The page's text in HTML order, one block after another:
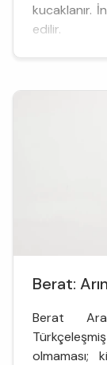
kucaklanır.
edilir.
kalıptan
Berat:
Berat
olmaması;